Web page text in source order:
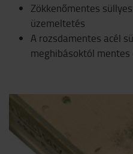
Zökkenőmentes
üzemeltetés
A rozsdamentes acél
meghibásoktól